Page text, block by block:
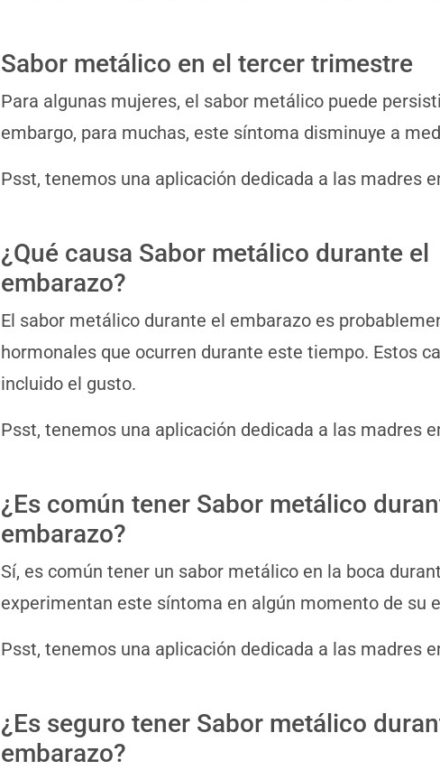
Sabor metálico en el tercer trimestre
Para algunas mujeres, el sabor metálico puede
embargo, para muchas, este síntoma disminuye a
Psst, tenemos una aplicación dedicada a las madres
¿Qué causa Sabor metálico durante el
embarazo?
El sabor metálico durante el embarazo es
hormonales que ocurren durante este tiempo. Estos
incluido el gusto.
Psst, tenemos una aplicación dedicada a las madres
¿Es común tener Sabor metálico
embarazo?
Sí, es común tener un sabor metálico en la boca
experimentan este síntoma en algún momento de su
Psst, tenemos una aplicación dedicada a las madres
¿Es seguro tener Sabor metálico
embarazo?